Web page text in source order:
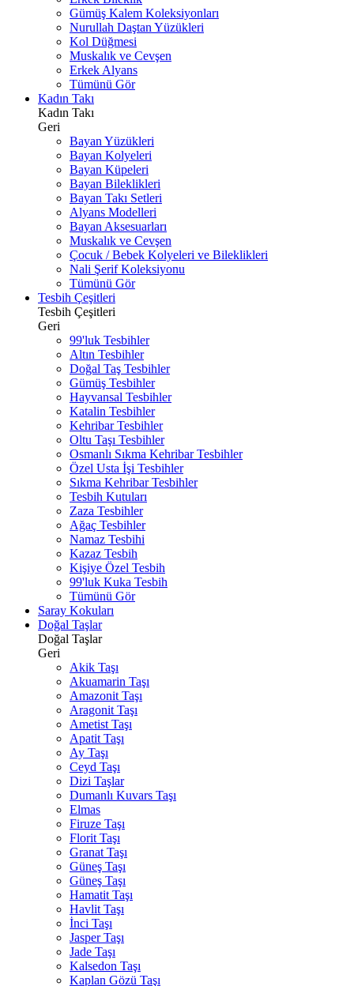
Gümüş Kalem Koleksiyonları
Nurullah Daştan Yüzükleri
Kol Düğmesi
Muskalık ve Cevşen
Erkek Alyans
Tümünü Gör
Kadın Takı
Kadın Takı
Geri
Bayan Yüzükleri
Bayan Kolyeleri
Bayan Küpeleri
Bayan Bileklikleri
Bayan Takı Setleri
Alyans Modelleri
Bayan Aksesuarları
Muskalık ve Cevşen
Çocuk / Bebek Kolyeleri ve Bileklikleri
Nali Şerif Koleksiyonu
Tümünü Gör
Tesbih Çeşitleri
Tesbih Çeşitleri
Geri
99'luk Tesbihler
Altın Tesbihler
Doğal Taş Tesbihler
Gümüş Tesbihler
Hayvansal Tesbihler
Katalin Tesbihler
Kehribar Tesbihler
Oltu Taşı Tesbihler
Osmanlı Sıkma Kehribar Tesbihler
Özel Usta İşi Tesbihler
Sıkma Kehribar Tesbihler
Tesbih Kutuları
Zaza Tesbihler
Ağaç Tesbihler
Namaz Tesbihi
Kazaz Tesbih
Kişiye Özel Tesbih
99'luk Kuka Tesbih
Tümünü Gör
Saray Kokuları
Doğal Taşlar
Doğal Taşlar
Geri
Akik Taşı
Akuamarin Taşı
Amazonit Taşı
Aragonit Taşı
Ametist Taşı
Apatit Taşı
Ay Taşı
Ceyd Taşı
Dizi Taşlar
Dumanlı Kuvars Taşı
Elmas
Firuze Taşı
Florit Taşı
Granat Taşı
Güneş Taşı
Güneş Taşı
Hamatit Taşı
Havlit Taşı
İnci Taşı
Jasper Taşı
Jade Taşı
Kalsedon Taşı
Kaplan Gözü Taşı